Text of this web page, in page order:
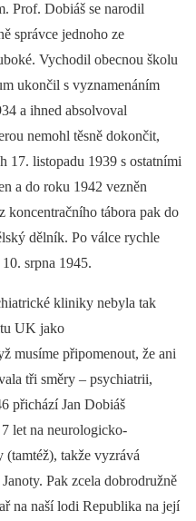
Prof. Dobiáš se narodil
správce jednoho ze
Vychodil obecnou školu
ukončil s vyznamenáním
a ihned absolvoval
nemohl těsně dokončit,
17. listopadu 1939 s ostatními
a do roku 1942 vezněn
koncentračního tábora pak do
dělník. Po válce rychle
srpna 1945.
kliniky nebyla tak
UK jako
musíme připomenout, že ani
tři směry –⁠ psychiatrii,
přichází Jan Dobiáš
let na neurologicko-
takže vyzrává
Pak zcela dobrodružně
na naší lodi Republika na její